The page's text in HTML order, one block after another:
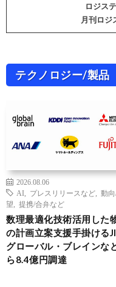
ロジス
月刊ロジ
テクノロジー/製品
2026.08.06
AI
プレスリリースなど
動向
望
提携/合弁など
数理最適化技術活用した
の計画立案支援手掛ける
グローバル・ブレインな
ら8.4億円調達